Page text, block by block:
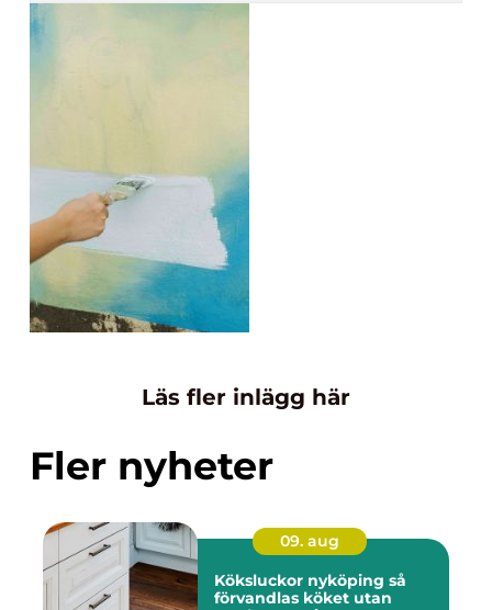
Läs fler inlägg här
Fler nyheter
09. aug
Köksluckor nyköping så
förvandlas köket utan